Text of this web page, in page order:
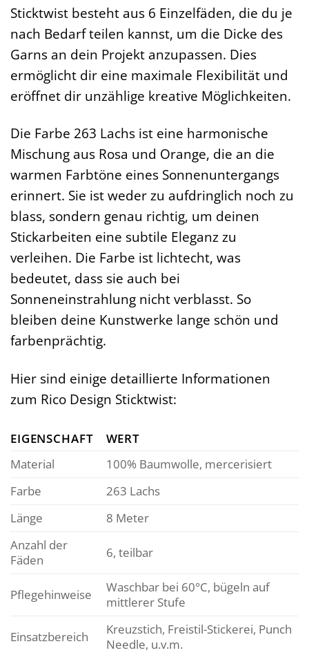
Sticktwist besteht aus 6 Einzelfäden, die du je
nach Bedarf teilen kannst, um die Dicke des
Garns an dein Projekt anzupassen. Dies
ermöglicht dir eine maximale Flexibilität und
eröffnet dir unzählige kreative Möglichkeiten.
Die Farbe 263 Lachs ist eine harmonische
Mischung aus Rosa und Orange, die an die
warmen Farbtöne eines Sonnenuntergangs
erinnert. Sie ist weder zu aufdringlich noch zu
blass, sondern genau richtig, um deinen
Stickarbeiten eine subtile Eleganz zu
verleihen. Die Farbe ist lichtecht, was
bedeutet, dass sie auch bei
Sonneneinstrahlung nicht verblasst. So
bleiben deine Kunstwerke lange schön und
farbenprächtig.
Hier sind einige detaillierte Informationen
zum Rico Design Sticktwist:
EIGENSCHAFT
WERT
Material
100% Baumwolle, mercerisiert
Farbe
263 Lachs
Länge
8 Meter
Anzahl der
Fäden
6, teilbar
Pflegehinweise
Waschbar bei 60°C, bügeln auf
mittlerer Stufe
Einsatzbereich
Kreuzstich, Freistil-Stickerei, Punch
Needle, u.v.m.